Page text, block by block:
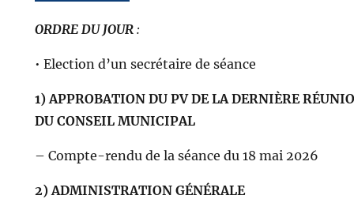
ORDRE DU JOUR:
• Election d’un secrétaire de séance
1) APPROBATION DU PV DE LA DERNIÈRE
DU CONSEIL MUNICIPAL
– Compte-rendu de la séance du 18 mai 2026
2) ADMINISTRATION GÉNÉRALE